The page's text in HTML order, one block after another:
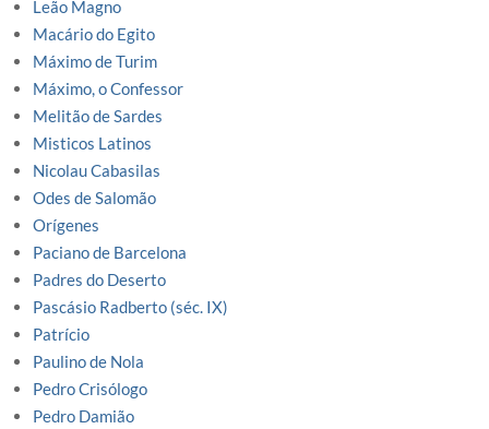
Leão Magno
Macário do Egito
Máximo de Turim
Máximo, o Confessor
Melitão de Sardes
Misticos Latinos
Nicolau Cabasilas
Odes de Salomão
Orígenes
Paciano de Barcelona
Padres do Deserto
Pascásio Radberto (séc. IX)
Patrício
Paulino de Nola
Pedro Crisólogo
Pedro Damião